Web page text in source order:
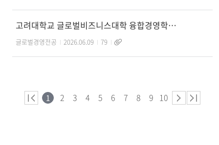
고려대학교 글로벌비즈니스대학 융합경영학부(글로벌경영전공) 비전임교원(초빙) 임용공고
글로벌경영전공 2026.06.09 79
1 2 3 4 5 6 7 8 9 10